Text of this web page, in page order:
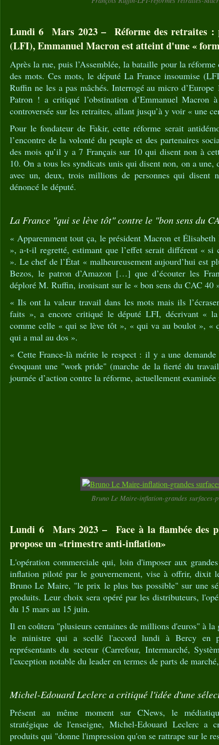
Lundi 6 Mars 2023 – Réforme des retraites :
(LFI), Emmanuel Macron est atteint d'une «
Après la rue, puis l’Assemblée, la bataille pour la
des mots. Ces mots, le député La France insoumise
Ruffin ne les a pas mâchés. Interrogé au micro
Patron ! a critiqué l’obstination d’Emmanuel Macron
controversée sur les retraites, allant jusqu’à y voir « une
Pour le fondateur de Fakir, cette réforme serait
l’encontre de la volonté du peuple et des partenaires
des mois qu’il y a 7 Français sur 10 qui disent non à
10. On a tous les syndicats unis qui disent non, on a une,
avec un, deux, trois millions de personnes qui disent
dénoncé le député.
La France "qui se lève tôt" contre le "bon sens du
« Apparemment tout ça, le président Macron et Élisabeth
», a-t-il regretté, estimant que l’effet serait différent « si
». Le chef de l’État « malheureusement aujourd’hui est
Bezos, le patron d’Amazon […] que d’écouter les
déploré M. Ruffin, ironisant sur le « bon sens du CAC 40
« Ils ont la valeur travail dans les mots mais ils
faits », a encore critiqué le député LFI, décrivant «
comme celle « qui se lève tôt », « qui va au boulot », «
qui a mal au dos ».
« Cette France-là mérite le respect : il y a une
évoquant une "work pride" (marche de la fierté du
journée d’action contre la réforme, actuellement examinée
Bruno Le Maire-inflation-grandes surfaces-
Lundi 6 Mars 2023 – Face à la flambée des
propose un «trimestre anti-inflation»
L'opération commerciale qui, loin d'imposer aux
inflation piloté par le gouvernement, vise à offrir, dixit
Bruno Le Maire, "le prix le plus bas possible" sur une
produits. Leur choix sera opéré par les distributeurs,
du 15 mars au 15 juin.
Il en coûtera "plusieurs centaines de millions d'euros" à
le ministre qui a scellé l'accord lundi à Bercy en
représentants du secteur (Carrefour, Intermarché,
l'exception notable du leader en termes de parts de
Michel-Edouard Leclerc a critiqué l'idée d'une
Présent au même moment sur CNews, le
stratégique de l'enseigne, Michel-Edouard Leclerc a
produits qui "donne l'impression qu'on se rattrape sur le